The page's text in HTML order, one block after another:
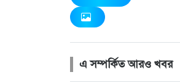
এ সম্পর্কিত আরও খবর